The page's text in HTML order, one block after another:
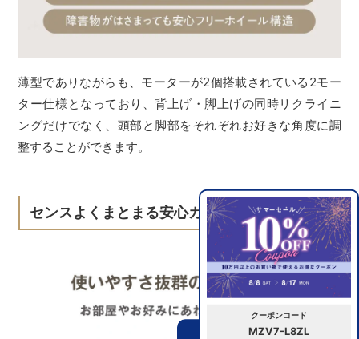
クーポンコード
MZV7-L8ZL
薄型でありながらも、モーターが2個搭載されている2モー
ター仕様となっており、背上げ・脚上げの同時リクライニ
ングだけでなく、頭部と脚部をそれぞれお好きな角度に調
整することができます。
センスよくまとまる安心カラー